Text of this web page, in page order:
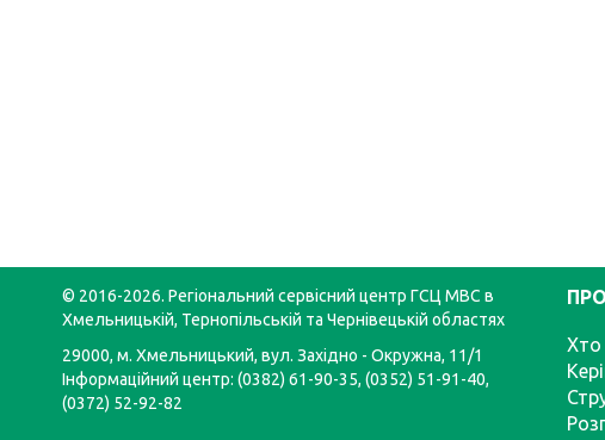
© 2016-2026. Регіональний сервісний центр ГСЦ МВС в
Хмельницькій, Тернопільській та Чернівецькій областях
29000, м. Хмельницький, вул. Західно - Окружна, 11/1
Інформаційний центр: (0382) 61-90-35, (0352) 51-91-40,
(0372) 52-92-82